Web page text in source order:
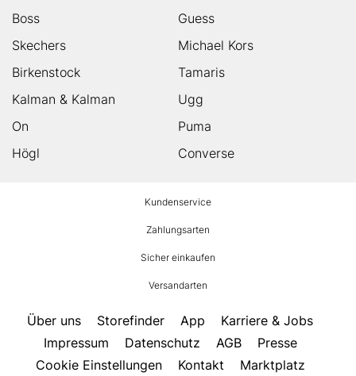
Boss
Guess
Skechers
Michael Kors
Birkenstock
Tamaris
Kalman & Kalman
Ugg
On
Puma
Högl
Converse
Kundenservice
Zahlungsarten
Sicher einkaufen
Versandarten
Über uns Storefinder App
Karriere & Jobs
Impressum
Datenschutz AGB
Presse
Cookie Einstellungen
Kontakt Marktplatz